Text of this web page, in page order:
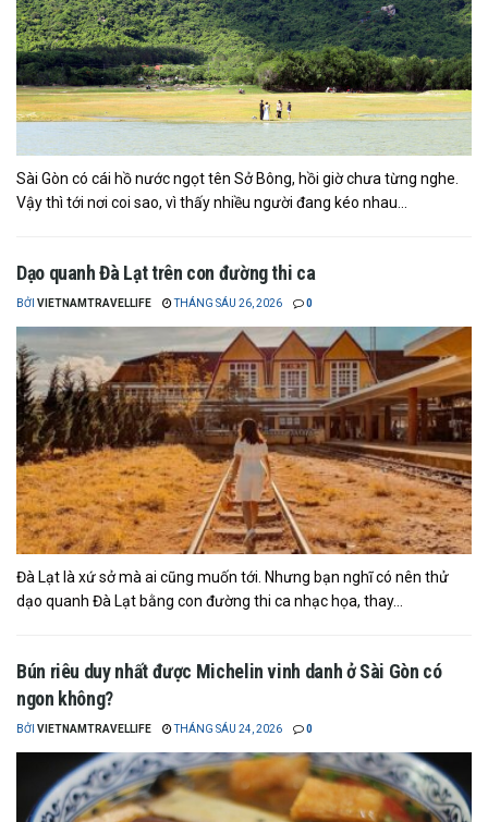
Sài Gòn có cái hồ nước ngọt tên Sở Bông, hồi giờ chưa từng nghe.
Vậy thì tới nơi coi sao, vì thấy nhiều người đang kéo nhau...
Dạo quanh Đà Lạt trên con đường thi ca
BỞI VIETNAMTRAVELLIFE THÁNG SÁU 26, 2026 0
Đà Lạt là xứ sở mà ai cũng muốn tới. Nhưng bạn nghĩ có nên thử
dạo quanh Đà Lạt bằng con đường thi ca nhạc họa, thay...
Bún riêu duy nhất được Michelin vinh danh ở Sài Gòn có
ngon không?
BỞI VIETNAMTRAVELLIFE THÁNG SÁU 24, 2026 0